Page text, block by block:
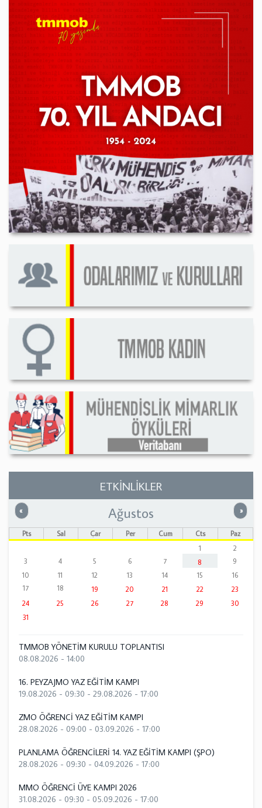
ETKİNLİKLER
« Önceki »
Ağustos
Pts Sal Çar Per Cum Cts
Paz
1
2
3
4 5 6 7 8
9
10
11 12 13 14 15
16
17
18 19 20 21 22
23
24
25 26 27 28 29
30
31
TMMOB YÖNETİM KURULU TOPLANTISI
08.08.2026 - 14:00
16. PEYZAJMO YAZ EĞİTİM KAMPI
19.08.2026 - 09:30 - 29.08.2026 - 17:00
ZMO ÖĞRENCİ YAZ EĞİTİM KAMPI
28.08.2026 - 09:00 - 03.09.2026 - 17:00
PLANLAMA ÖĞRENCİLERİ 14. YAZ EĞİTİM KAMPI (ŞPO)
28.08.2026 - 09:30 - 04.09.2026 - 17:00
MMO ÖĞRENCİ ÜYE KAMPI 2026
31.08.2026 - 09:30 - 05.09.2026 - 17:00